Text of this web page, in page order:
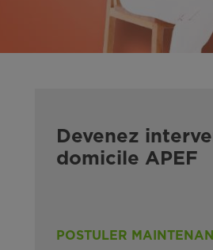
Devenez
domicile APEF
POSTULER